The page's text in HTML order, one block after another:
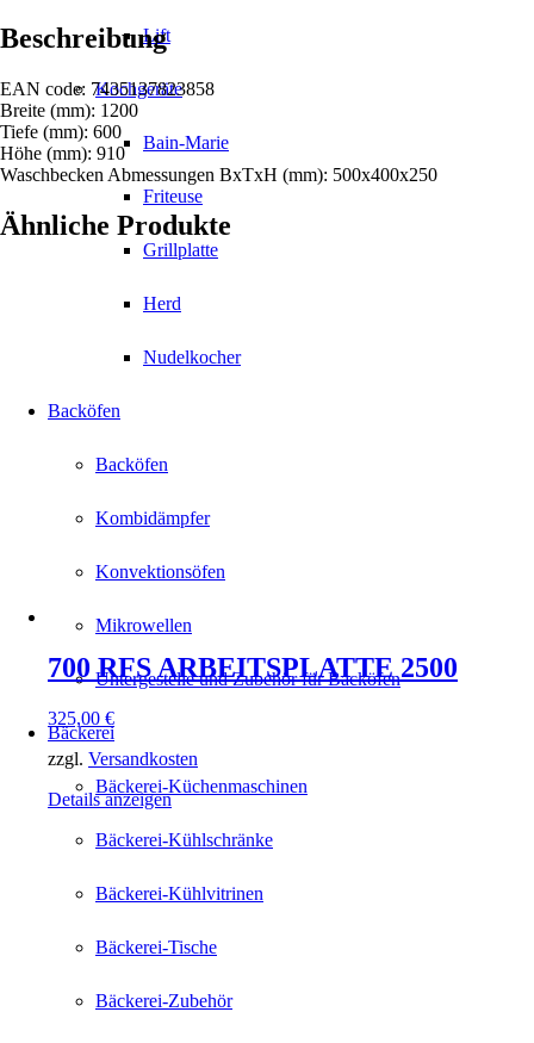
Lift
Kochgeräte
Bain-Marie
Friteuse
Grillplatte
Herd
Nudelkocher
Backöfen
Backöfen
Kombidämpfer
Konvektionsöfen
Mikrowellen
Untergestelle und Zubehör für Backöfen
Bäckerei
Bäckerei-Küchenmaschinen
Bäckerei-Kühlschränke
Bäckerei-Kühlvitrinen
Bäckerei-Tische
Bäckerei-Zubehör
Beschreibung
EAN code: 7435137823858
Breite (mm): 1200
Tiefe (mm): 600
Höhe (mm): 910
Waschbecken Abmessungen BxTxH (mm): 500x400x250
Ähnliche Produkte
700 RFS ARBEITSPLATTE 2500
325,00 €
zzgl. Versandkosten
Details anzeigen